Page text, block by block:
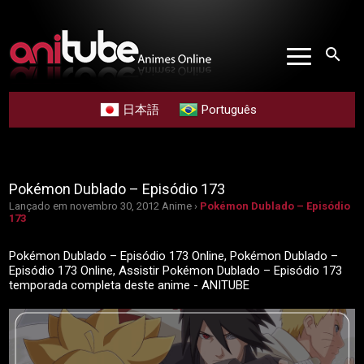
search
日本語 Português
Pokémon Dublado – Episódio 173
Lançado em novembro 30, 2012 Anime › Pokémon Dublado – Episódio
173
Pokémon Dublado – Episódio 173 Online, Pokémon Dublado –
Episódio 173 Online, Assistir Pokémon Dublado – Episódio 173
temporada completa deste anime - ANITUBE